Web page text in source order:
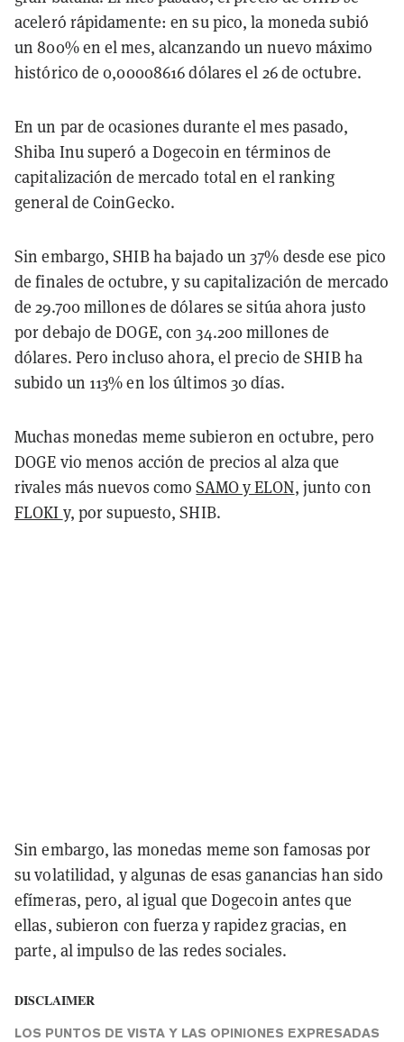
aceleró rápidamente: en su pico, la moneda subió
un 800% en el mes, alcanzando un nuevo máximo
histórico de 0,00008616 dólares el 26 de octubre.
En un par de ocasiones durante el mes pasado,
Shiba Inu superó a Dogecoin en términos de
capitalización de mercado total en el ranking
general de CoinGecko.
Sin embargo, SHIB ha bajado un 37% desde ese pico
de finales de octubre, y su capitalización de mercado
de 29.700 millones de dólares se sitúa ahora justo
por debajo de DOGE, con 34.200 millones de
dólares. Pero incluso ahora, el precio de SHIB ha
subido un 113% en los últimos 30 días.
Muchas monedas meme subieron en octubre, pero
DOGE vio menos acción de precios al alza que
rivales más nuevos comoSAMO y ELON, junto con
FLOKI y, por supuesto, SHIB.
Sin embargo, las monedas meme son famosas por
su volatilidad, y algunas de esas ganancias han sido
efímeras, pero, al igual que Dogecoin antes que
ellas, subieron con fuerza y rapidez gracias, en
parte, al impulso de las redes sociales.
DISCLAIMER
LOS PUNTOS DE VISTA Y LAS OPINIONES EXPRESADAS